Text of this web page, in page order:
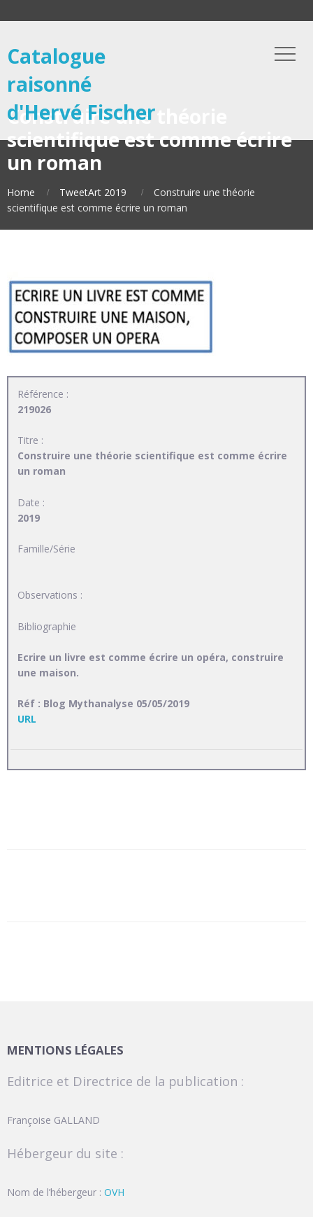
Catalogue
raisonné
d'Hervé Fischer
Construire une théorie
scientifique est comme écrire
un roman
Home TweetArt 2019
Construire une théorie
scientifique est comme écrire un roman
Référence :
219026
Titre :
Construire une théorie scientifique est comme écrire
un roman
Date :
2019
Famille/Série
Observations :
Bibliographie
Ecrire un livre est comme écrire un opéra, construire
une maison.
Réf : Blog Mythanalyse 05/05/2019
URL
MENTIONS LÉGALES
Editrice et Directrice de la publication :
Françoise GALLAND
Hébergeur du site :
Nom de l’hébergeur : OVH